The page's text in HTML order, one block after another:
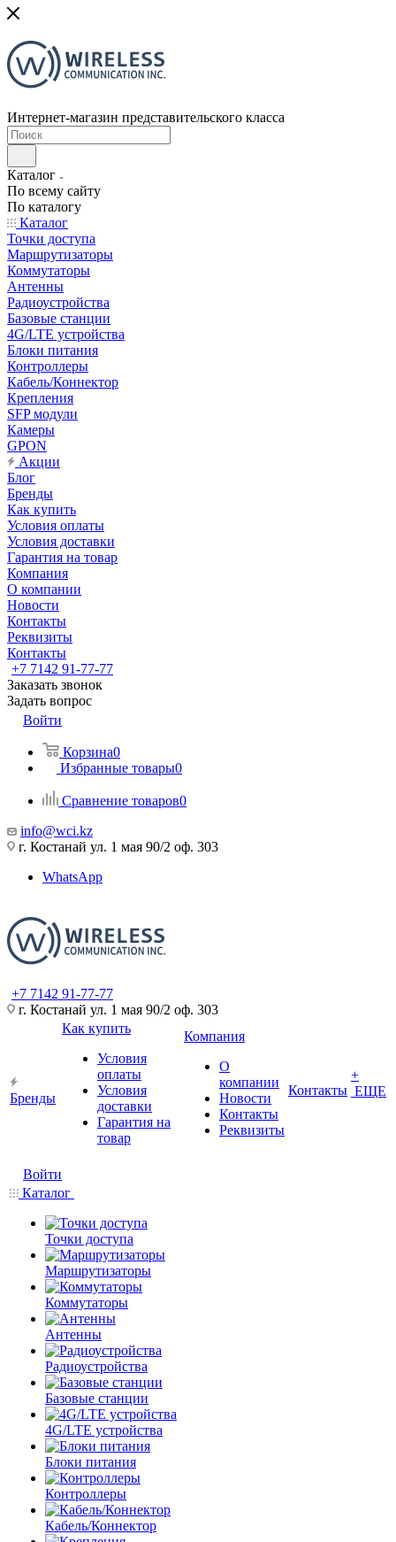
Интернет-магазин представительского класса
Каталог
По всему сайту
По каталогу
Каталог
Точки доступа
Маршрутизаторы
Коммутаторы
Антенны
Радиоустройства
Базовые станции
4G/LTE устройства
Блоки питания
Контроллеры
Кабель/Коннектор
Крепления
SFP модули
Камеры
GPON
Акции
Блог
Бренды
Как купить
Условия оплаты
Условия доставки
Гарантия на товар
Компания
О компании
Новости
Контакты
Реквизиты
Контакты
+7 7142 91-77-77
Заказать звонок
Задать вопрос
Войти
Корзина0
Избранные товары0
Сравнение товаров0
info@wci.kz
г. Костанай ул. 1 мая 90/2 оф. 303
WhatsApp
+7 7142 91-77-77
г. Костанай ул. 1 мая 90/2 оф. 303
Бренды
Как купить
Условия
оплаты
Условия
доставки
Гарантия на
товар
Компания
О
компании
Новости
Контакты
Реквизиты
Контакты
+
ЕЩЕ
Войти
Каталог
Точки доступа
Маршрутизаторы
Коммутаторы
Антенны
Радиоустройства
Базовые станции
4G/LTE устройства
Блоки питания
Контроллеры
Кабель/Коннектор